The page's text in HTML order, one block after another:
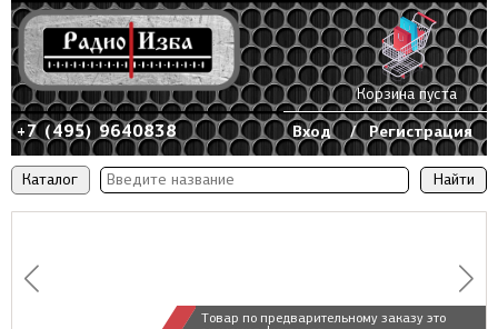
Каталог
Товар по предварительному заказу это
+7 (495) 9640838 Вход / Регистрация
Корзина пуста